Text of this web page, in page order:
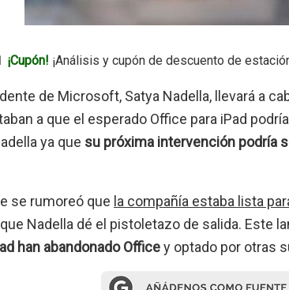
¡Cupón! ¡Análisis y cupón de descuento de
de Microsoft, Satya Nadella, llevará a
a que el esperado Office para iPad
ya que su próxima intervención podría
se rumoreó que la compañía estaba lista
Nadella dé el pistoletazo de salida. Este
han abandonado Officey optado por otras